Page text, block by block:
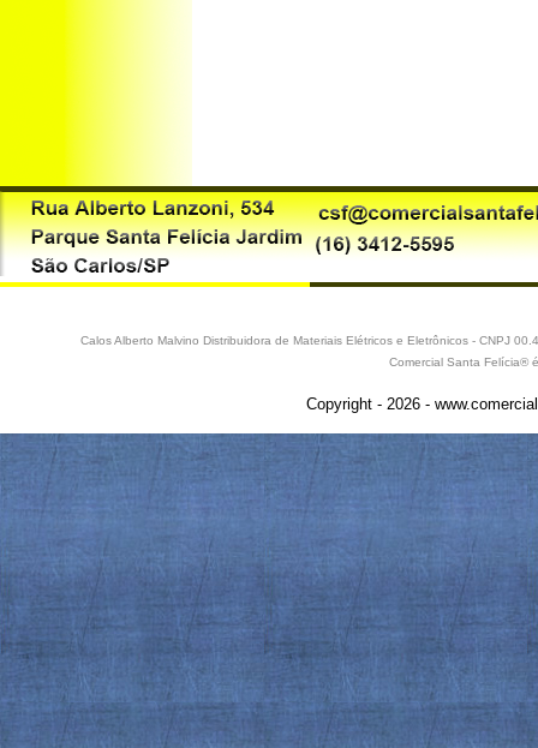
Calos Alberto Malvino Distribuidora de Materiais Elétricos e Eletrônicos - CNPJ
Comercial Santa Felícia®
Copyright - 2026 -